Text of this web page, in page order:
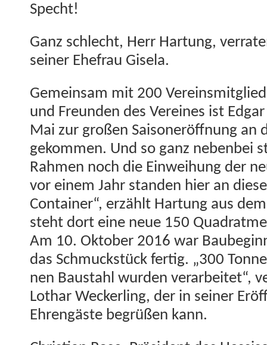
Specht!
Ganz schlecht, Herr Har­tung,
sein­er Ehe­frau Gisela.
Gemein­sam mit 200
und Fre­un­den des Vere­ines ist
Mai zur großen Saison­eröff­nung an
gekom­men. Und so ganz neben­bei
Rah­men noch die Ein­wei­hung der
vor einem Jahr standen hier an
Con­tain­er“, erzählt Har­tung aus
ste­ht dort eine neue 150
Am 10. Okto­ber 2016 war
das Schmuck­stück fer­tig. „300
nen Baus­tahl wur­den ver­ar­beit­et“,
Lothar Weck­er­ling, der in sein­er
Ehrengäste begrüßen kann.